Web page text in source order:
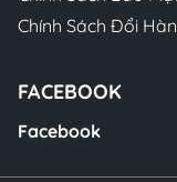
Chính Sách Đổi
FACEBOOK
Facebook